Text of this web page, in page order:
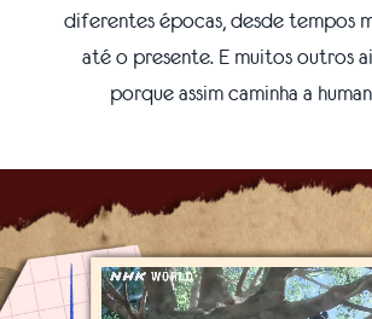
diferentes épocas, desde tempos
até o presente. E muitos outros
porque assim caminha a